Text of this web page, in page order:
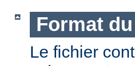
Format
Le fichier